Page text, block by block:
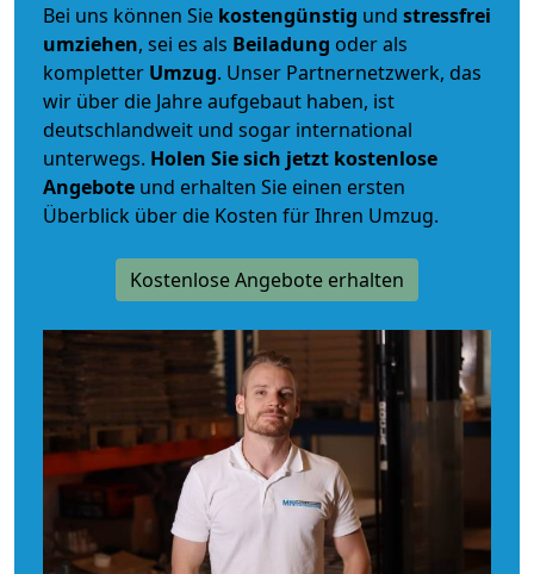
Bei uns können Sie kostengünstig und stressfrei
umziehen, sei es als Beiladung oder als
kompletter Umzug. Unser Partnernetzwerk, das
wir über die Jahre aufgebaut haben, ist
deutschlandweit und sogar international
unterwegs. Holen Sie sich jetzt kostenlose
Angebote und erhalten Sie einen ersten
Überblick über die Kosten für Ihren Umzug.
Kostenlose Angebote erhalten